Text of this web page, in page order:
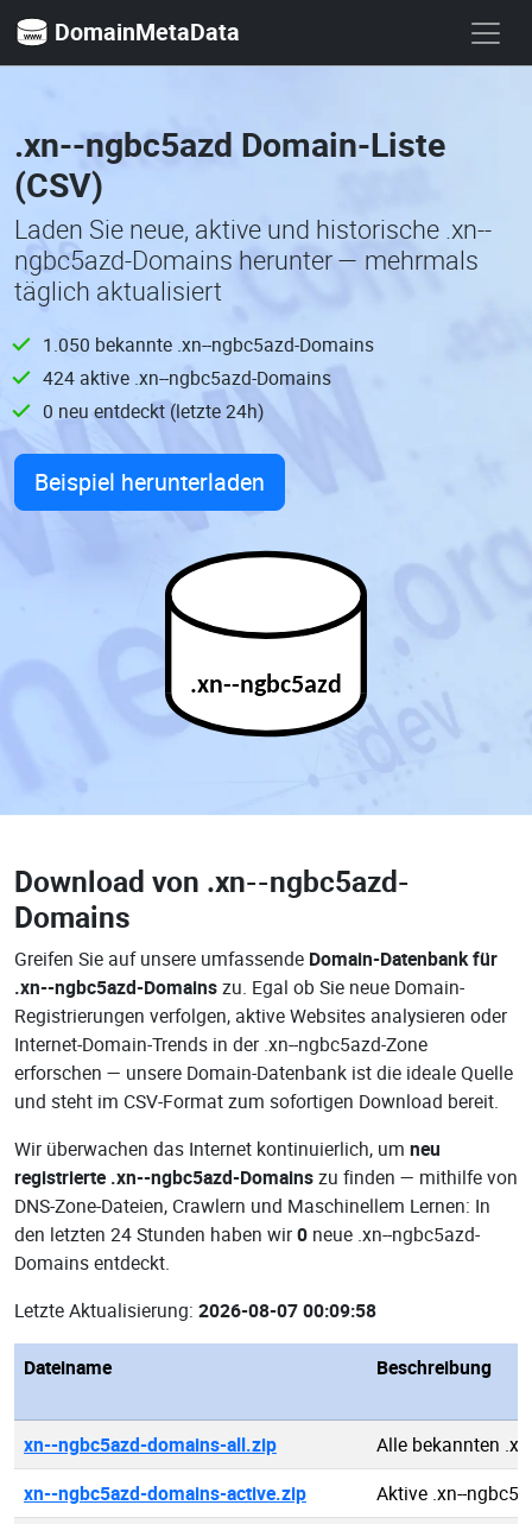
DomainMetaData
.xn--ngbc5azd Domain-Liste
(CSV)
Laden Sie neue, aktive und historische .xn--
ngbc5azd-Domains herunter — mehrmals
täglich aktualisiert
1.050 bekannte .xn--ngbc5azd-Domains
424 aktive .xn--ngbc5azd-Domains
0 neu entdeckt (letzte 24h)
Beispiel herunterladen
.xn--ngbc5azd
Download von .xn--ngbc5azd-
Domains
Greifen Sie auf unsere umfassende Domain-Datenbank für
.xn--ngbc5azd-Domainszu. Egal ob Sie neue Domain-
Registrierungen verfolgen, aktive Websites analysieren oder
Internet-Domain-Trends in der .xn--ngbc5azd-Zone
erforschen — unsere Domain-Datenbank ist die ideale Quelle
und steht im CSV-Format zum sofortigen Download bereit.
Wir überwachen das Internet kontinuierlich, um neu
registrierte .xn--ngbc5azd-Domainszu finden — mithilfe von
DNS-Zone-Dateien, Crawlern und Maschinellem Lernen: In
den letzten 24 Stunden haben wir0 neue .xn--ngbc5azd-
Domains entdeckt.
Letzte Aktualisierung: 2026-08-07 00:09:58
Dateiname Beschreibung
xn--ngbc5azd-domains-all.zip
Alle bekannten
xn--ngbc5azd-domains-active.zip
Aktive .xn--